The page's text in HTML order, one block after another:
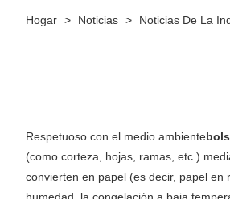
Hogar > Noticias > Noticias De La
Respetuoso con el medio ambiente
(como corteza, hojas, ramas, etc.)
convierten en papel (es decir, papel